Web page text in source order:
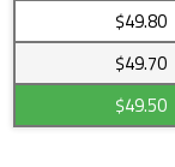
$49.80
$49.70
$49.50